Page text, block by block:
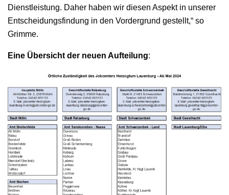
Dienstleistung. Daher haben wir diesen Aspekt in unserer
Entscheidungsfindung in den Vordergrund gestellt,“ so
Grimme.
Eine Übersicht der neuen Aufteilung: